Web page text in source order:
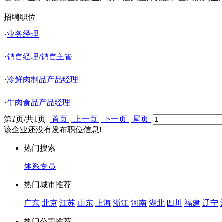
招聘职位
·业务经理
·销售经理/销售主管
·冷鲜肉制品产品经理
·牛肉食品产品经理
第1页/共1页 首页 上一页 下一页
尾页
该企业还没有发布职位信息!
热门搜索
体系专员
热门城市推荐
广东 北京 江苏 山东 上海 浙江 河南 湖北 四川 福建 辽宁